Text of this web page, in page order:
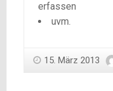
erfassen
uvm.
15. März 2013